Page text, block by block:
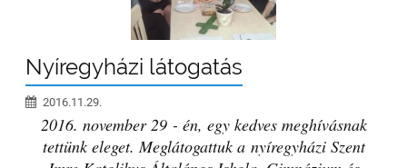
Nyíregyházi látogatás
2016.11.29.
2016. november 29 - én, egy kedves meghívásnak
tettünk eleget. Meglátogattuk a nyíregyházi Szent